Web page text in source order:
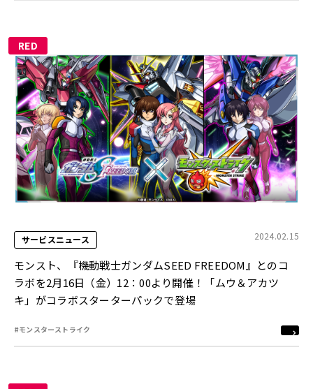
RED
サービスニュース 2024.02.15
モンスト、『機動戦士ガンダムSEED FREEDOM』とのコ
ラボを2月16日（金）12：00より開催！「ムウ＆アカツ
キ」がコラボスターターパックで登場
#モンスターストライク